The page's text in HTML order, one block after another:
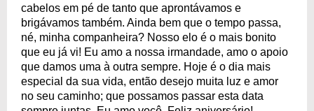
cabelos em pé de tanto que aprontávamos e
brigávamos também. Ainda bem que o tempo passa,
né, minha companheira? Nosso elo é o mais bonito
que eu já vi! Eu amo a nossa irmandade, amo o apoio
que damos uma à outra sempre. Hoje é o dia mais
especial da sua vida, então desejo muita luz e amor
no seu caminho; que possamos passar esta data